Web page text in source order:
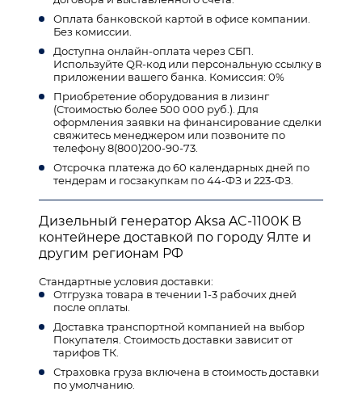
Оплата банковской картой в офисе компании.
Без комиссии.
Доступна онлайн-оплата через СБП.
Используйте QR-код или персональную ссылку в
приложении вашего банка. Комиссия: 0%
Приобретение оборудования в лизинг
(Стоимостью более 500 000 руб.). Для
оформления заявки на финансирование сделки
свяжитесь менеджером или позвоните по
телефону 8(800)200-90-73.
Отсрочка платежа до 60 календарных дней по
тендерам и госзакупкам по 44-ФЗ и 223-ФЗ.
Дизельный генератор Aksa AC-1100K В
контейнере доставкой по городу Ялте и
другим регионам РФ
Стандартные условия доставки:
Отгрузка товара в течении 1-3 рабочих дней
после оплаты.
Доставка транспортной компанией на выбор
Покупателя. Стоимость доставки зависит от
тарифов ТК.
Страховка груза включена в стоимость доставки
по умолчанию.